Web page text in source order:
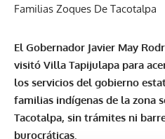
El Gobernador Javier May
visitó Villa Tapijulapa para
los servicios del gobierno
familias indígenas de la zona
Tacotalpa, sin trámites ni
burocráticas.